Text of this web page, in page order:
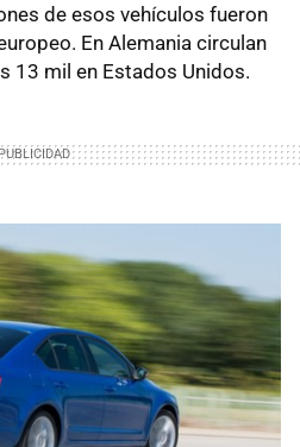
de esos vehículos fueron
En Alemania circulan
13 mil en Estados Unidos.